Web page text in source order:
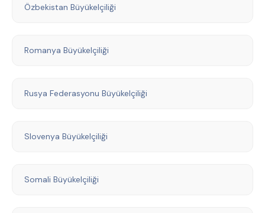
Özbekistan Büyükelçiliği
Romanya Büyükelçiliği
Rusya Federasyonu Büyükelçiliği
Slovenya Büyükelçiliği
Somali Büyükelçiliği